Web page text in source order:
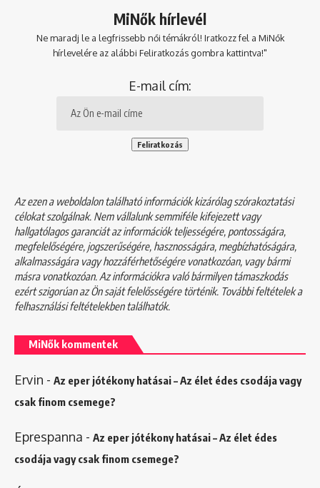
MiNők hírlevél
Ne maradj le a legfrissebb női témákról! Iratkozz fel a MiNők
hírlevelére az alábbi Feliratkozás gombra kattintva!"
E-mail cím:
Az ezen a weboldalon található információk kizárólag szórakoztatási
célokat szolgálnak. Nem vállalunk semmiféle kifejezett vagy
hallgatólagos garanciát az információk teljességére, pontosságára,
megfelelőségére, jogszerűségére, hasznosságára, megbízhatóságára,
alkalmasságára vagy hozzáférhetőségére vonatkozóan, vagy bármi
másra vonatkozóan. Az információkra való bármilyen támaszkodás
ezért szigorúan az Ön saját felelősségére történik. További feltételek a
felhasználási feltételekbentalálhatók.
MiNők kommentek
Ervin - Az eper jótékony hatásai – Az élet édes csodája vagy
csak finom csemege?
Eprespanna - Az eper jótékony hatásai – Az élet édes
csodája vagy csak finom csemege?